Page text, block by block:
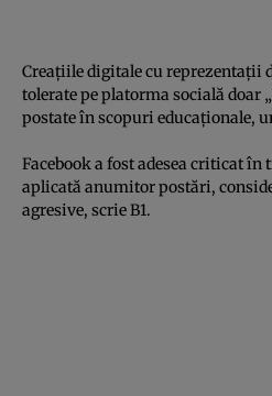
Creaţiile digitale cu reprezentaţii
tolerate pe platorma socială doar
postate în scopuri educaţionale,
Facebook a fost adesea criticat în
aplicată anumitor postări,
agresive, scrie B1.